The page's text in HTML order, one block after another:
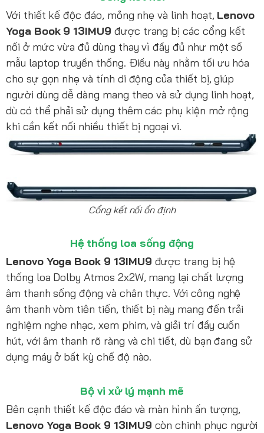
Với thiết kế độc đáo, mỏng nhẹ và linh hoạt, Lenovo
Yoga Book 9 13IMU9 được trang bị các cổng kết
nối ở mức vừa đủ dùng thay vì đầy đủ như một số
mẫu laptop truyền thống. Điều này nhằm tối ưu hóa
cho sự gọn nhẹ và tính di động của thiết bị, giúp
người dùng dễ dàng mang theo và sử dụng linh hoạt,
dù có thể phải sử dụng thêm các phụ kiện mở rộng
khi cần kết nối nhiều thiết bị ngoại vi.
Cổng kết nối ổn định
Hệ thống loa sống động
Lenovo Yoga Book 9 13IMU9 được trang bị hệ
thống loa Dolby Atmos 2x2W, mang lại chất lượng
âm thanh sống động và chân thực. Với công nghệ
âm thanh vòm tiên tiến, thiết bị này mang đến trải
nghiệm nghe nhạc, xem phim, và giải trí đầy cuốn
hút, với âm thanh rõ ràng và chi tiết, dù bạn đang sử
dụng máy ở bất kỳ chế độ nào.
Bộ vi xử lý mạnh mẽ
Bên cạnh thiết kế độc đáo và màn hình ấn tượng,
Lenovo Yoga Book 9 13IMU9 còn chinh phục người